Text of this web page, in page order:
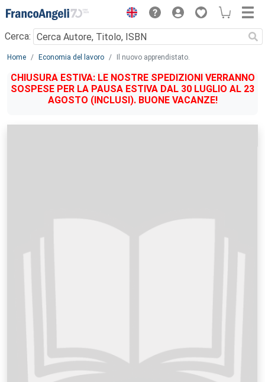
Menu
Cerca:
Main content
Home Economia del lavoro Il nuovo apprendistato.
CHIUSURA ESTIVA: LE NOSTRE SPEDIZIONI VERRANNO
SOSPESE PER LA PAUSA ESTIVA DAL 30 LUGLIO AL 23
AGOSTO (INCLUSI). BUONE VACANZE!